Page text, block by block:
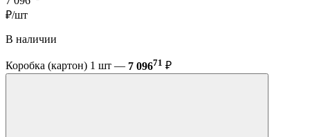
₽/шт
В наличии
Коробка (картон) 1 шт — 7 09671 ₽